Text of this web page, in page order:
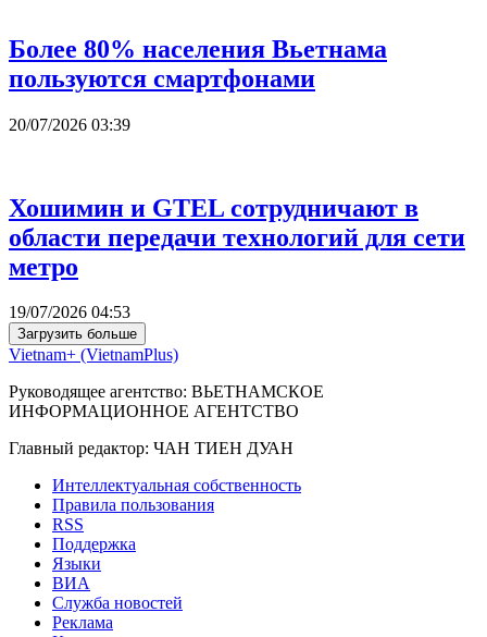
Более 80% населения Вьетнама
пользуются смартфонами
20/07/2026 03:39
Хошимин и GTEL сотрудничают в
области передачи технологий для сети
метро
19/07/2026 04:53
Загрузить больше
Vietnam+ (VietnamPlus)
Руководящее агентство: ВЬЕТНАМСКОЕ
ИНФОРМАЦИОННОЕ АГЕНТСТВО
Главный редактор: ЧАН ТИЕН ДУАН
Интеллектуальная собственность
Правила пользования
RSS
Поддержка
Языки
ВИА
Служба новостей
Реклама